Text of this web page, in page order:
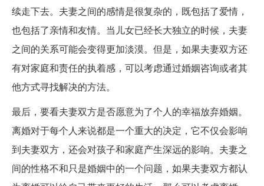
续走下去。夫妻之间的感情是很复杂的，既包括了爱情，
也包括了亲情和友情。当儿女已经长大独立的时候，夫妻
之间的关系可能会变得更加淡漠。但是，如果夫妻双方还
有对家庭和责任的执着感，可以考虑通过婚姻咨询或者其
他方式寻找解决的方法。
最后，要看夫妻双方是否愿意为了个人的幸福放弃婚姻。
离婚对于每个人来说都是一个重大的决定，它不仅会影响
到夫妻双方，还会对孩子和家庭产生深远的影响。夫妻之
间的性格不和只是婚姻中的一个问题，如果夫妻双方都认